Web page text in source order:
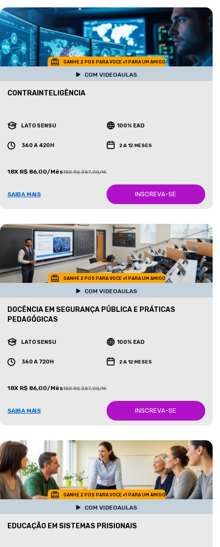
GANHE 2 POS PARA VOCE +1 PARA UM AMIGO
COM VIDEOAULAS
CONTRAINTELIGÊNCIA
LATO SENSU 100% EAD
360 A 420H 2 A 12 MESES
18X R$ 86,00/Mês18X R$ 387,00/Mês
SAIBA MAIS INSCREVA-SE
GANHE 2 POS PARA VOCE +1 PARA UM AMIGO
COM VIDEOAULAS
DOCÊNCIA EM SEGURANÇA PÚBLICA E PRÁTICAS
PEDAGÓGICAS
LATO SENSU 100% EAD
360 A 720H 2 A 12 MESES
18X R$ 86,00/Mês18X R$ 387,00/Mês
SAIBA MAIS INSCREVA-SE
GANHE 2 POS PARA VOCE +1 PARA UM AMIGO
COM VIDEOAULAS
EDUCAÇÃO EM SISTEMAS PRISIONAIS